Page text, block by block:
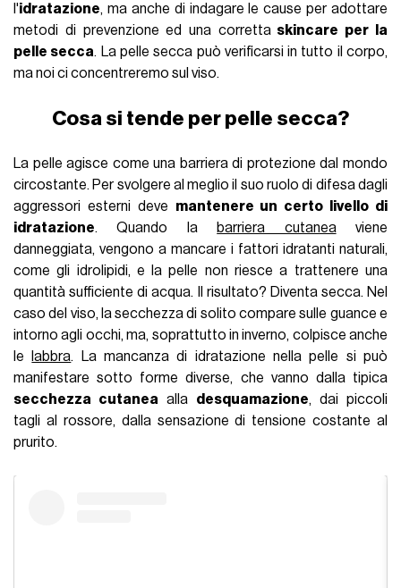
l'idratazione, ma anche di indagare le cause per adottare
metodi di prevenzione ed una correttaskincare per la
pelle secca. La pelle secca può verificarsi in tutto il corpo,
ma noi ci concentreremo sul viso.
Cosa si tende per pelle secca?
La pelle agisce come una barriera di protezione dal mondo
circostante. Per svolgere al meglio il suo ruolo di difesa dagli
aggressori esterni deve mantenere un certo livello di
idratazione. Quando la barriera cutaneaviene
danneggiata, vengono a mancare i fattori idratanti naturali,
come gli idrolipidi, e la pelle non riesce a trattenere una
quantità sufficiente di acqua. Il risultato? Diventa secca. Nel
caso del viso, la secchezza di solito compare sulle guance e
intorno agli occhi, ma, soprattutto in inverno, colpisce anche
le
labbra. La mancanza di idratazione nella pelle si può
manifestare sotto forme diverse, che vanno dalla tipica
secchezza cutanea alla desquamazione, dai piccoli
tagli al rossore, dalla sensazione di tensione costante al
prurito.